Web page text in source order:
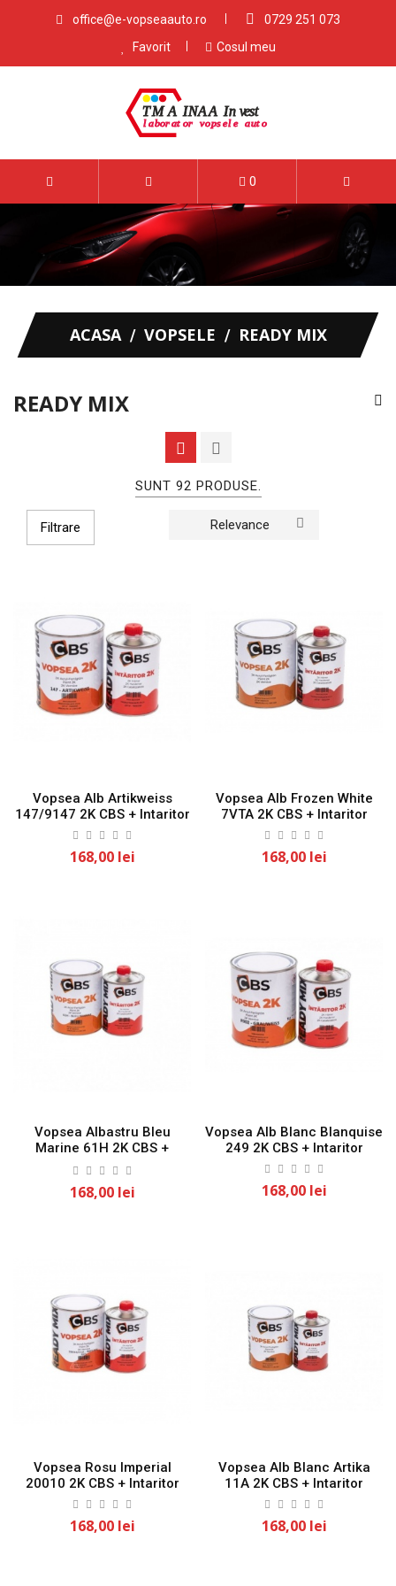
office@e-vopseaauto.ro
0729 251 073
Favorit
Cosul meu
0
ACASA VOPSELE READY MIX
READY MIX
SUNT 92 PRODUSE.
Filtrare Relevance
Vopsea Alb Artikweiss
147/9147 2K CBS + Intaritor
168,00 lei
Vopsea Alb Frozen White
7VTA 2K CBS + Intaritor
168,00 lei
Vopsea Albastru Bleu
Marine 61H 2K CBS +
Intaritor
168,00 lei
Vopsea Alb Blanc Blanquise
249 2K CBS + Intaritor
168,00 lei
Vopsea Rosu Imperial
20010 2K CBS + Intaritor
168,00 lei
Vopsea Alb Blanc Artika
11A 2K CBS + Intaritor
168,00 lei